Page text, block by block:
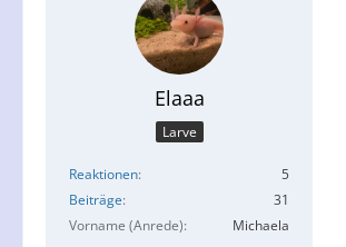
Elaaa
Larve
Reaktionen
5
Beiträge
31
Vorname (Anrede)
Michaela